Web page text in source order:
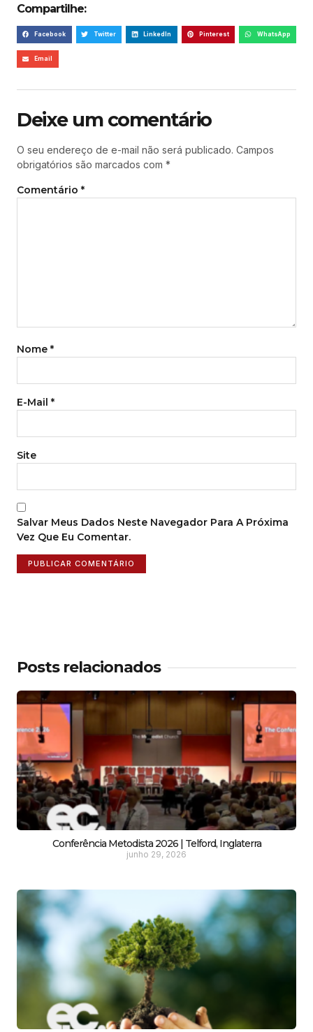
Compartilhe:
Facebook Twitter LinkedIn Pinterest WhatsApp
Email
Deixe um comentário
O seu endereço de e-mail não será publicado. Campos
obrigatórios são marcados com *
Comentário *
Nome *
E-Mail *
Site
Salvar Meus Dados Neste Navegador Para A Próxima
Vez Que Eu Comentar.
Posts relacionados
Conferência Metodista 2026 | Telford, Inglaterra
junho 29, 2026